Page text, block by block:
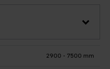
2900 - 7500 mm